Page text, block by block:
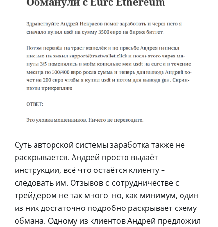
Суть авторской системы заработка также не
раскрывается. Андрей просто выдаёт
инструкции, всё что остаётся клиенту –
следовать им. Отзывов о сотрудничестве с
трейдером не так много, но, как минимум, один
из них достаточно подробно раскрывает схему
обмана. Одному из клиентов Андрей предложил